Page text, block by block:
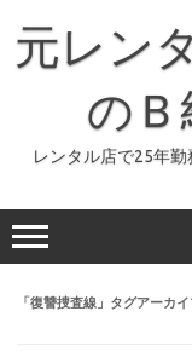
元レン
のＢ
レンタル店で25年
「復讐捜査線 」タグアーカ